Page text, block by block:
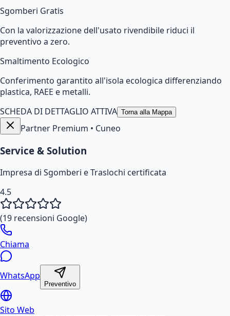
Sgomberi Gratis
Con la valorizzazione dell'usato rivendibile riduci il
preventivo a zero.
Smaltimento Ecologico
Conferimento garantito all'isola ecologica differenziando
plastica, RAEE e metalli.
SCHEDA DI DETTAGLIO ATTIVA Torna alla Mappa
Partner Premium • Cuneo
Service & Solution
Impresa di Sgomberi e Traslochi certificata
4.5
(19 recensioni Google)
Chiama
WhatsApp
Preventivo
Sito Web